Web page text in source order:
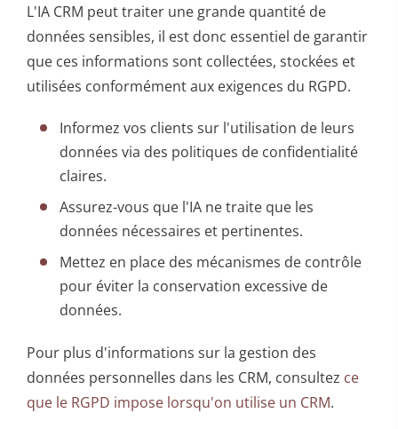
L'IA CRM peut traiter une grande quantité de
données sensibles, il est donc essentiel de garantir
que ces informations sont collectées, stockées et
utilisées conformément aux exigences du RGPD.
Informez vos clients sur l'utilisation de leurs
données via des politiques de confidentialité
claires.
Assurez-vous que l'IA ne traite que les
données nécessaires et pertinentes.
Mettez en place des mécanismes de contrôle
pour éviter la conservation excessive de
données.
Pour plus d'informations sur la gestion des
données personnelles dans les CRM, consultez ce
que le RGPD impose lorsqu'on utilise un CRM.